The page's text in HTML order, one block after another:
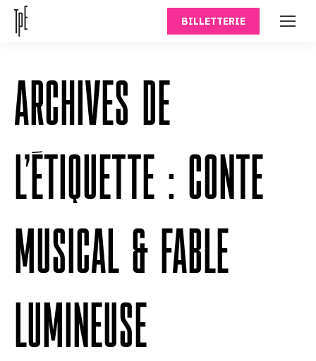
BILLETTERIE
ARCHIVES DE
L’ÉTIQUETTE : CONTE
MUSICAL & FABLE
LUMINEUSE